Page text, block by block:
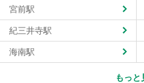
宮前駅
紀三井寺駅
海南駅
もっと